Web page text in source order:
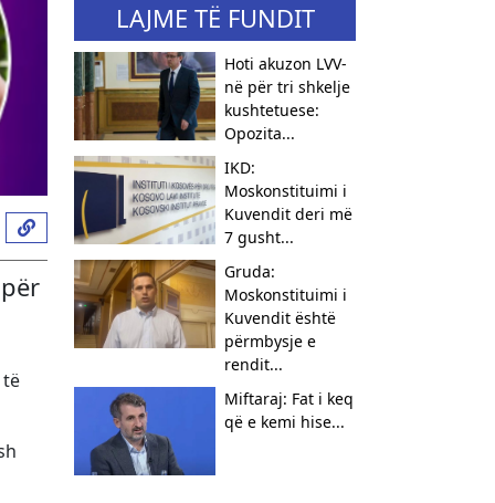
të
LAJME TË FUNDIT
Hoti akuzon LVV-
në për tri shkelje
kushtetuese:
Opozita...
IKD:
Moskonstituimi i
Kuvendit deri më
7 gusht...
Gruda:
Moskonstituimi i
Kuvendit është
përmbysje e
rendit...
Miftaraj: Fat i keq
që e kemi hise...